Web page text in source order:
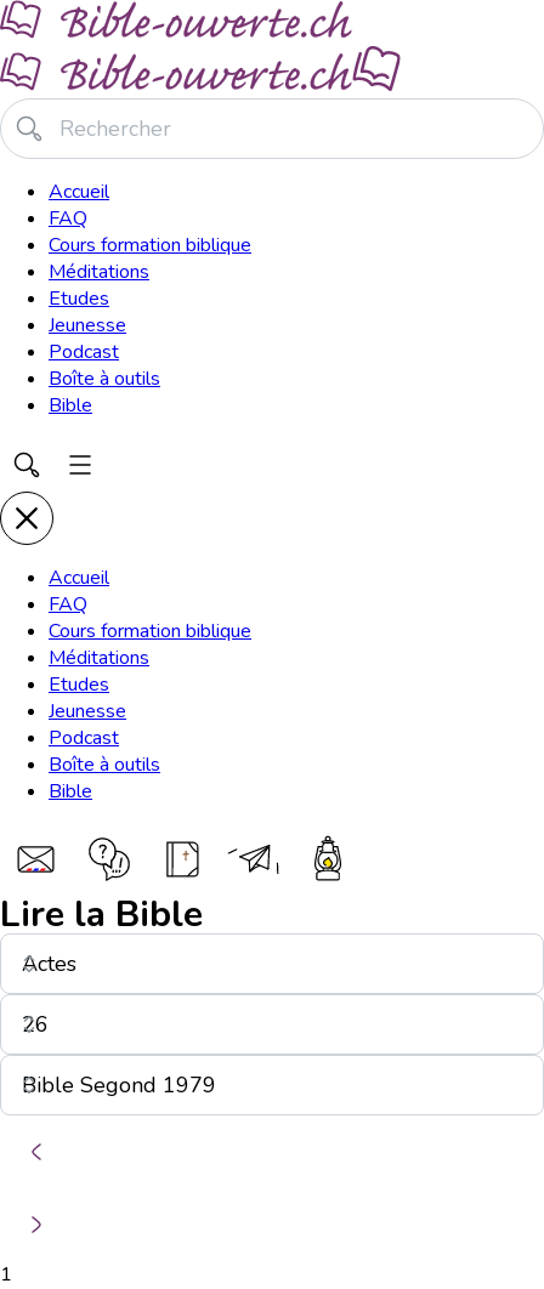
Accueil
FAQ
Cours formation biblique
Méditations
Etudes
Jeunesse
Podcast
Boîte à outils
Bible
Accueil
FAQ
Cours formation biblique
Méditations
Etudes
Jeunesse
Podcast
Boîte à outils
Bible
Lire la Bible
1